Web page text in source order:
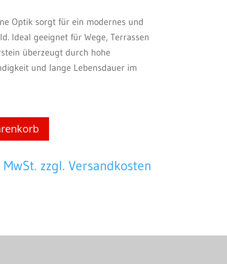
Optik sorgt für ein modernes und
Ideal geeignet für Wege, Terrassen
überzeugt durch hohe
und lange Lebensdauer im
zzgl. Versandkosten